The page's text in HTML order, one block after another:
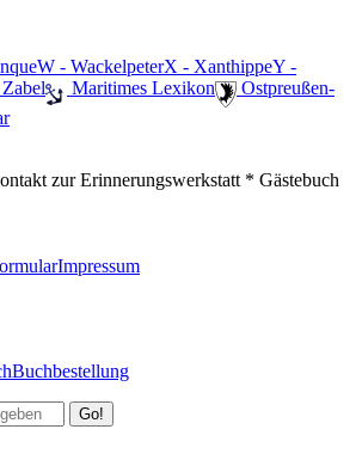
W - WackelpeterX - XanthippeY -
️ Maritimes Lexikon
️ Ostpreußen-
zur Erinnerungswerkstatt * Gästebuch
Impressum
Buchbestellung